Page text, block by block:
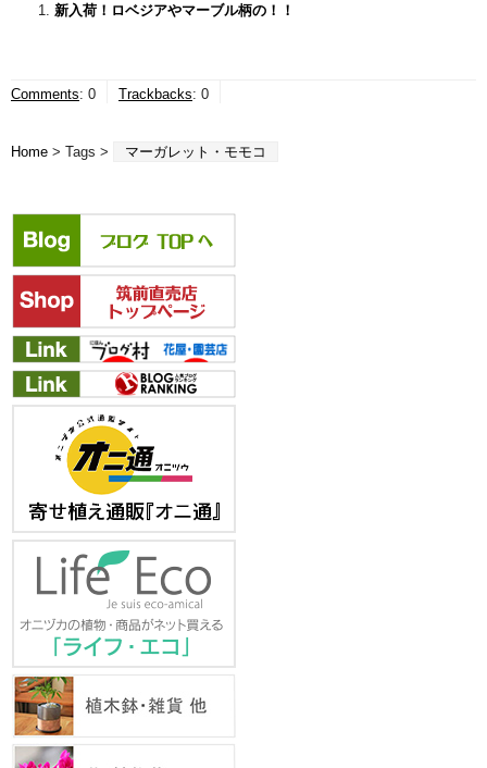
新入荷！ロベジアやマーブル柄の！！
Comments: 0 Trackbacks: 0
Home > Tags > マーガレット・モモコ